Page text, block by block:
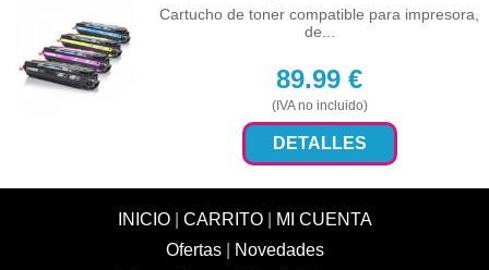
Cartucho de toner compatible para impresora,
de...
89.99 €
(IVA no incluido)
DETALLES
INICIO| CARRITO|
MI CUENTA
Ofertas|
Novedades